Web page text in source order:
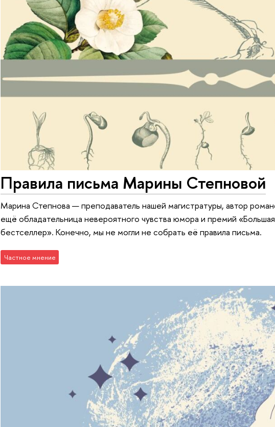
Правила письма Марины Степновой
Марина Степнова — преподаватель нашей магистратуры, автор
ещё обладательница невероятного чувства юмора и премий
бестселлер». Конечно, мы не могли не собрать её правила письма.
Частное мнение